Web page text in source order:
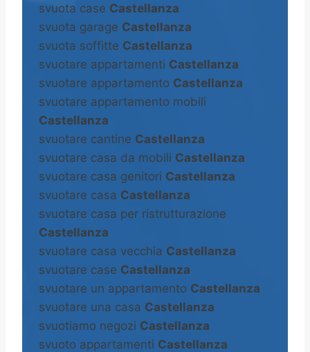
svuota case Castellanza
svuota garage Castellanza
svuota soffitte Castellanza
svuotare appartamenti Castellanza
svuotare appartamento Castellanza
svuotare appartamento mobili
Castellanza
svuotare cantine Castellanza
svuotare casa da mobili Castellanza
svuotare casa genitori Castellanza
svuotare casa Castellanza
svuotare casa per ristrutturazione
Castellanza
svuotare casa vecchia Castellanza
svuotare case Castellanza
svuotare un appartamento Castellanza
svuotare una casa Castellanza
svuotiamo negozi Castellanza
svuoto appartamenti Castellanza